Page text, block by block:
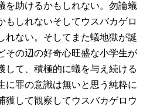
を助けるかもしれない。勿論蟻
もしれないそしてウスバカゲロ
れない。そしてまた蟻地獄が誕
その辺の好奇心旺盛な小学生が
して、積極的に蟻を与え続ける
に罪の意識は無いと思う純粋に
獲して観察してウスバカゲロウ